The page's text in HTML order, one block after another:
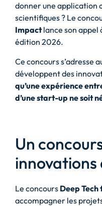
donner une application
scientifiques ? Le
Impactlance son appel
édition 2026.
Ce concours s’adresse
développent des
qu’une expérience
d’une start-up ne soit
Un
Le concours Deep
accompagner les